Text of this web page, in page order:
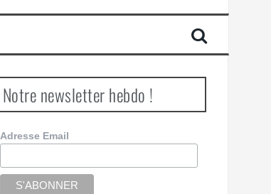
Notre newsletter hebdo !
Adresse Email